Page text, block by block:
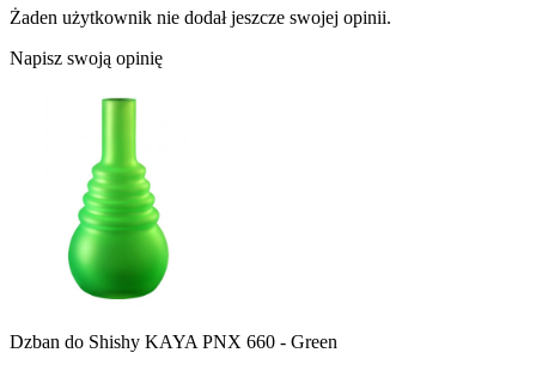
Żaden użytkownik nie dodał jeszcze swojej opinii.
Napisz swoją opinię
Dzban do Shishy KAYA PNX 660 - Green